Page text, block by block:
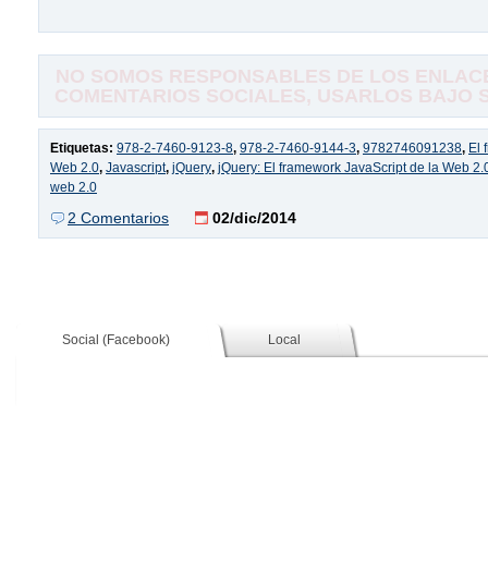
Etiquetas: 978-2-7460-9123-8, 978-2-7460-9144-3, 9782746091238, El
Web 2.0, Javascript, jQuery, jQuery: El framework JavaScript de la Web
web 2.0
2 Comentarios 02/dic/2014
Social (Facebook) Local